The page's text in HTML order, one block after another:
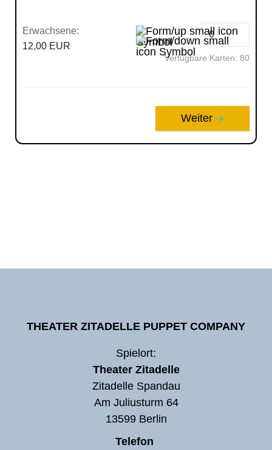
Erwachsene:
12,00 EUR
Verfügbare Karten: 80
Weiter
THEATER ZITADELLE PUPPET COMPANY
Spielort:
Theater Zitadelle
Zitadelle Spandau
Am Juliusturm 64
13599 Berlin
Telefon